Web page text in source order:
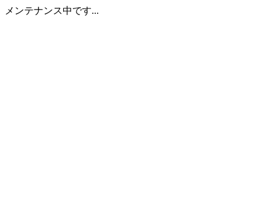
メンテナンス中です...